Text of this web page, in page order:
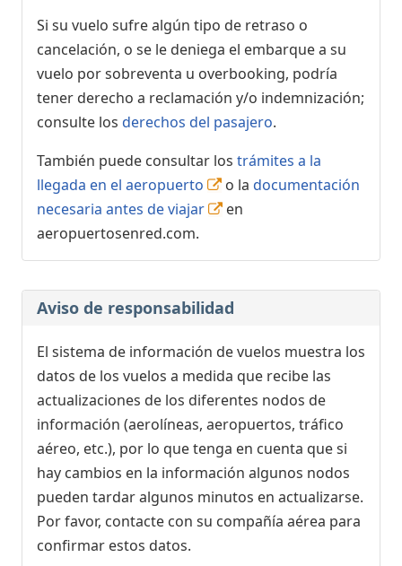
Si su vuelo sufre algún tipo de retraso o
cancelación, o se le deniega el embarque a su
vuelo por sobreventa u overbooking, podría
tener derecho a reclamación y/o indemnización;
consulte los derechos del pasajero.
También puede consultar los trámites a la
llegada en el aeropuerto
o la documentación
necesaria antes de viajar
en
aeropuertosenred.com.
Aviso de responsabilidad
El sistema de información de vuelos muestra los
datos de los vuelos a medida que recibe las
actualizaciones de los diferentes nodos de
información (aerolíneas, aeropuertos, tráfico
aéreo, etc.), por lo que tenga en cuenta que si
hay cambios en la información algunos nodos
pueden tardar algunos minutos en actualizarse.
Por favor, contacte con su compañía aérea para
confirmar estos datos.